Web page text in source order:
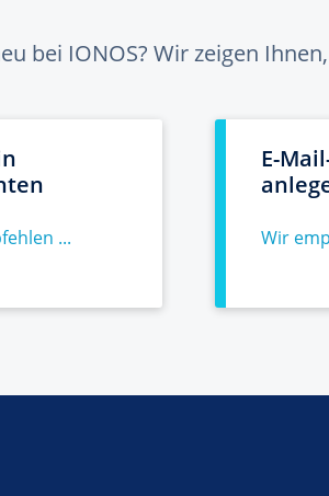
bei IONOS? Wir zeigen
...
E-
Wir